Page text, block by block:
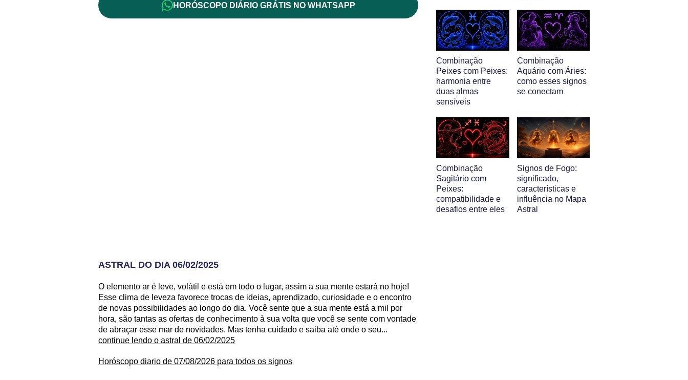
HORÓSCOPO DIÁRIO GRÁTIS NO WHATSAPP
ASTRAL DO DIA 06/02/2025
O elemento ar é leve, volátil e está em todo o lugar, assim a sua mente estará no hoje!
Esse clima de leveza favorece trocas de ideias, aprendizado, curiosidade e o encontro
de novas possibilidades ao longo do dia. Você sente que a sua mente está a mil por
hora, são tantas as ofertas de conhecimento à sua volta que você se sente com vontade
de abraçar esse mar de novidades. Mas tenha cuidado e saiba até onde o seu...
continue lendo o astral de 06/02/2025
Horóscopo diario de 07/08/2026 para todos os signos
Combinação
Peixes com Peixes:
harmonia entre
duas almas
sensíveis
Combinação
Aquário com Áries:
como esses signos
se conectam
Combinação
Sagitário com
Peixes:
compatibilidade e
desafios entre eles
Signos de Fogo:
significado,
características e
influência no Mapa
Astral